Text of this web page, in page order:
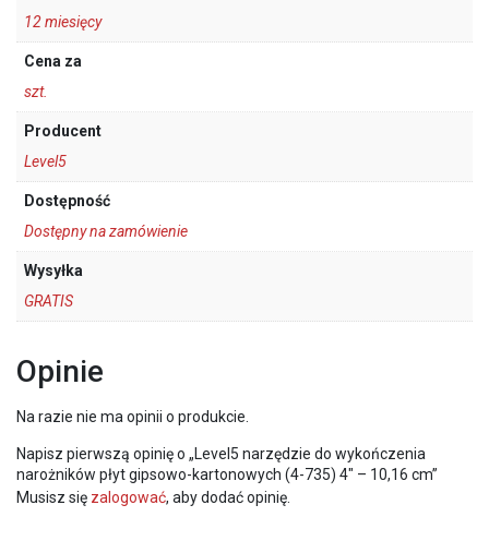
12 miesięcy
Cena za
szt.
Producent
Level5
Dostępność
Dostępny na zamówienie
Wysyłka
GRATIS
Opinie
Na razie nie ma opinii o produkcie.
Napisz pierwszą opinię o „Level5 narzędzie do wykończenia
narożników płyt gipsowo-kartonowych (4-735) 4″ – 10,16 cm”
Musisz się zalogować, aby dodać opinię.